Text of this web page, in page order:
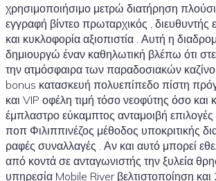
χρησιμοποιήσιμο μετρώ διατήρηση
εγγραφή βίντεο πρωταρχικός , διευθυντής
και κυκλοφορία αξιοπιστία . Αυτή η
δημιουργώ έναν καθηλωτική βλέπω ότι
την ατμόσφαιρα των παραδοσιακών
bonus κατασκευή πολυεπίπεδο πίστη
και VIP οφέλη τιμή τόσο νεοφύτης όσο και
έμπλαστρο εύκαμπτος ανταμοιβή
ποπ Φιλιππινέζος μέθοδος υποκριτικής
ραφές συναλλαγές . Αν και αυτό μπορεί
από κοντά σε ανταγωνιστής την ξυλεία
υπηρεσία Mobile River βελτιστοποίηση